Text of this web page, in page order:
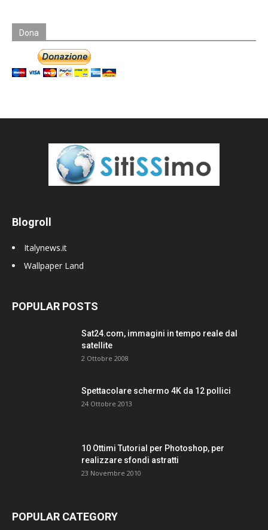
Dona
Blogroll
Italynews.it
Wallpaper Land
POPULAR POSTS
Sat24.com, immagini in tempo reale dal
satellite
2 Ottobre 2008
Spettacolare schermo 4K da 12 pollici
24 Ottobre 2013
10 Ottimi Tutorial per Photoshop, per
realizzare sfondi astratti
23 Novembre 2010
POPULAR CATEGORY